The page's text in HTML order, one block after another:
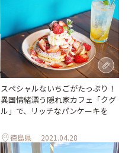
スペシャルないちごがたっぷり！
異国情緒漂う隠れ家カフェ「クグ
ル」で、リッチなパンケーキを
徳島県 2021.04.28